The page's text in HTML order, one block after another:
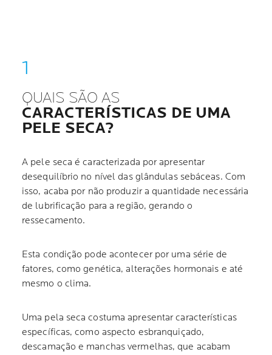
QUAIS SÃO AS
CARACTERÍSTICAS DE UMA
PELE SECA?
A pele seca é caracterizada por apresentar
desequilíbrio no nível das glândulas sebáceas. Com
isso, acaba por não produzir a quantidade necessária
de lubrificação para a região, gerando o
ressecamento.
Esta condição pode acontecer por uma série de
fatores, como genética, alterações hormonais e até
mesmo o clima.
Uma pela seca costuma apresentar características
específicas, como aspecto esbranquiçado,
descamação e manchas vermelhas, que acabam